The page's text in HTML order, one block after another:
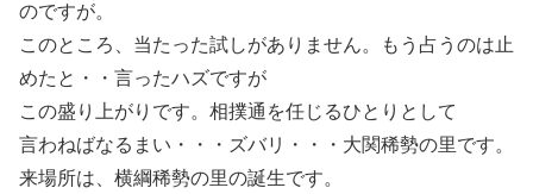
のですが。
このところ、当たった試しがありません。もう占うのは止
めたと・・言ったハズですが
この盛り上がりです。相撲通を任じるひとりとして
言わねばなるまい・・・ズバリ・・・大関稀勢の里です。
来場所は、横綱稀勢の里の誕生です。